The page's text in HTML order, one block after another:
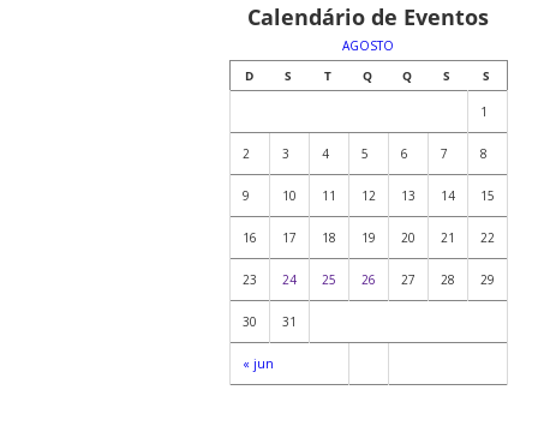
Calendário de Eventos
AGOSTO
D
S T Q Q S S
« jun
1
2 3 4 5 6 7 8
9 10 11 12 13 14 15
16 17 18 19 20 21 22
23 24 25 26 27 28 29
30 31